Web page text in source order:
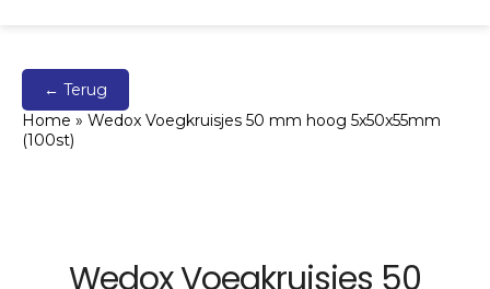
← Terug
Home » Wedox Voegkruisjes 50 mm hoog 5x50x55mm
(100st)
Wedox Voegkruisjes 50